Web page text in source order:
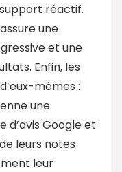
réactif.
une
et une
Enfin, les
mêmes :
une
d’avis Google et
leurs notes
leur